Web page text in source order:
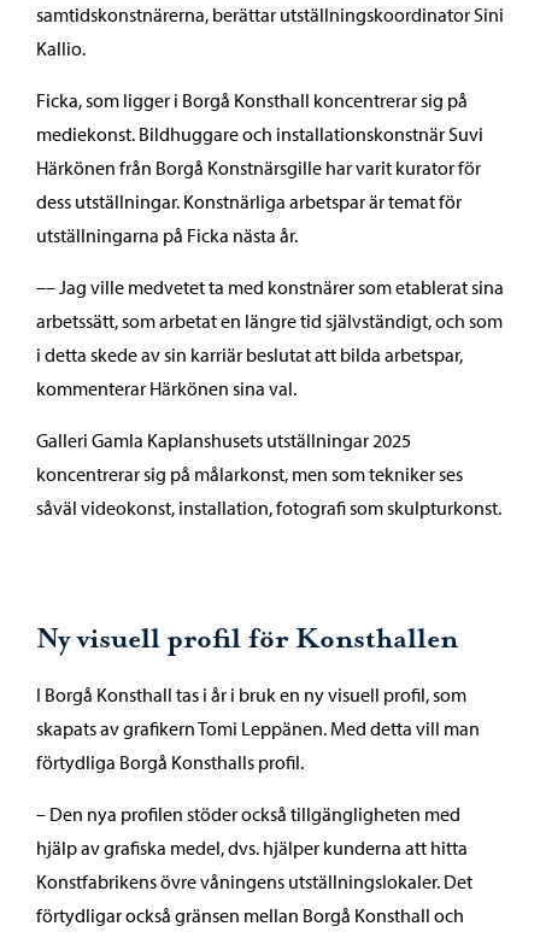
samtidskonstnärerna, berättar utställningskoordinator Sini
Kallio.
Ficka, som ligger i Borgå Konsthall koncentrerar sig på
mediekonst. Bildhuggare och installationskonstnär Suvi
Härkönen från Borgå Konstnärsgille har varit kurator för
dess utställningar. Konstnärliga arbetspar är temat för
utställningarna på Ficka nästa år.
–– Jag ville medvetet ta med konstnärer som etablerat sina
arbetssätt, som arbetat en längre tid självständigt, och som
i detta skede av sin karriär beslutat att bilda arbetspar,
kommenterar Härkönen sina val.
Galleri Gamla Kaplanshusets utställningar 2025
koncentrerar sig på målarkonst, men som tekniker ses
såväl videokonst, installation, fotografi som skulpturkonst.
Ny visuell profil för Konsthallen
I Borgå Konsthall tas i år i bruk en ny visuell profil, som
skapats av grafikern Tomi Leppänen. Med detta vill man
förtydliga Borgå Konsthalls profil.
– Den nya profilen stöder också tillgängligheten med
hjälp av grafiska medel, dvs. hjälper kunderna att hitta
Konstfabrikens övre våningens utställningslokaler. Det
förtydligar också gränsen mellan Borgå Konsthall och